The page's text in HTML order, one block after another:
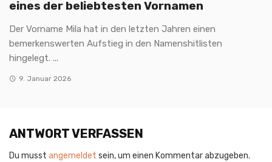
eines der beliebtesten Vornamen
Der Vorname Mila hat in den letzten Jahren einen
bemerkenswerten Aufstieg in den Namenshitlisten
hingelegt. ...
9. Januar 2026
ANTWORT VERFASSEN
Du musst angemeldet sein, um einen Kommentar abzugeben.